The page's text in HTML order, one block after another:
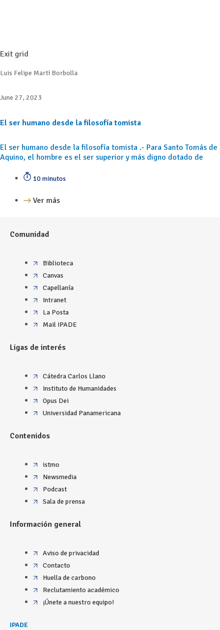
Exit grid
Luis Felipe Martí Borbolla
June 27, 2023
El ser humano desde la filosofía tomista
El ser humano desde la filosofía tomista .- Para Santo Tomás de
Aquino, el hombre es el ser superior y más digno dotado de
10 minutos
Ver más
Comunidad
Biblioteca
Canvas
Capellanía
Intranet
La Posta
Mail IPADE
Ligas de interés
Cátedra Carlos Llano
Instituto de Humanidades
Opus Dei
Universidad Panamericana
Contenidos
istmo
Newsmedia
Podcast
Sala de prensa
Información general
Aviso de privacidad
Contacto
Huella de carbono
Reclutamiento académico
¡Únete a nuestro equipo!
IPADE